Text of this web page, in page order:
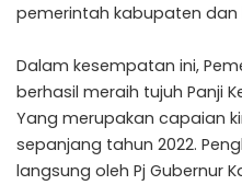
pemerintah kabupaten dan
Dalam kesempatan ini,
berhasil meraih tujuh Panji
Yang merupakan capaian
sepanjang tahun 2022.
langsung oleh Pj Gubernur